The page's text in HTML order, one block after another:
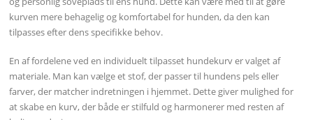
kurven mere behagelig og komfortabel for hunden, da den kan
tilpasses efter dens specifikke behov.
En af fordelene ved en individuelt tilpasset hundekurv er valget af
materiale. Man kan vælge et stof, der passer til hundens pels eller
farver, der matcher indretningen i hjemmet. Dette giver mulighed for
at skabe en kurv, der både er stilfuld og harmonerer med resten af